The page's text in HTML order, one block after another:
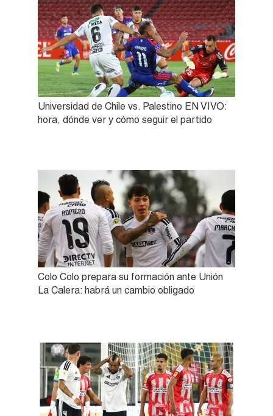
Universidad de Chile vs. Palestino EN VIVO:
hora, dónde ver y cómo seguir el partido
Colo Colo prepara su formación ante Unión
La Calera: habrá un cambio obligado